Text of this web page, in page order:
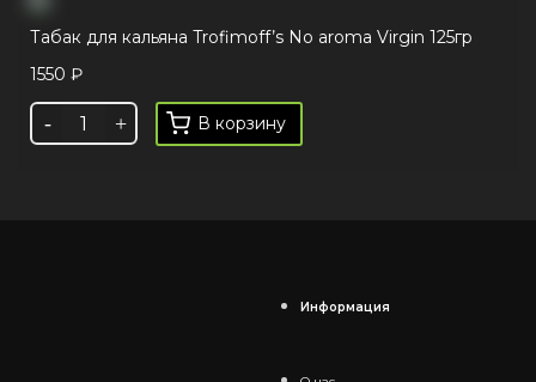
Табак для кальяна Trofimoff’s No aroma Virgin 125гр
1550 ₽
В корзину
Информация